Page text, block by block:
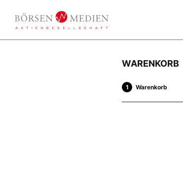
WARENKORB
Warenkorb